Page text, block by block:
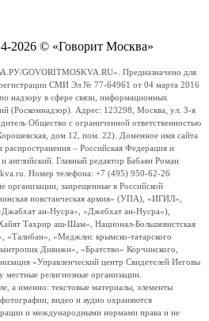
2026 © «Говорит Москва»
GOVORITMOSKVA.RU». Предназначено для
регистрации СМИ Эл № 77-64961 от 04 марта 2016
надзору в сфере связи, информационных
(Роскомнадзор). Адрес: 123298, Москва, ул. 3-я
Общество с ограниченной ответственностью
дом 12, пом. 22). Доменное имя сайта
– Российская Федерация и
английский. Главный редактор Бабаян Роман
Номер телефона: +7 (495) 950-62-26
организации, запрещенные в Российской
повстанческая армия» (УПА), «ИГИЛ»,
ан-Нусра», «Джебхат ан-Нусра»),
Тахрир аш-Шам», Национал-Большевистская
«Меджлис крымско-татарского
Дивижн», «Братство» Корчинского,
«Управленческий центр Свидетелей Иеговы
местные религиозные организации.
а именно: текстовые материалы, элементы
видео и аудио охраняются
и международными нормами права и не